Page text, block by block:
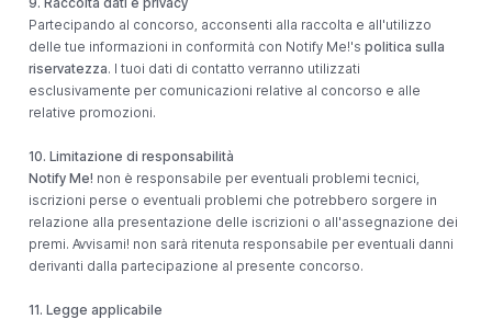
Partecipando al concorso, acconsenti alla raccolta e all'utilizzo
delle tue informazioni in conformità con Notify Me!'s politica sulla
riservatezza. I tuoi dati di contatto verranno utilizzati
esclusivamente per comunicazioni relative al concorso e alle
relative promozioni.
10. Limitazione di responsabilità
Notify Me! non è responsabile per eventuali problemi tecnici,
iscrizioni perse o eventuali problemi che potrebbero sorgere in
relazione alla presentazione delle iscrizioni o all'assegnazione dei
premi. Avvisami! non sarà ritenuta responsabile per eventuali danni
derivanti dalla partecipazione al presente concorso.
11. Legge applicabile